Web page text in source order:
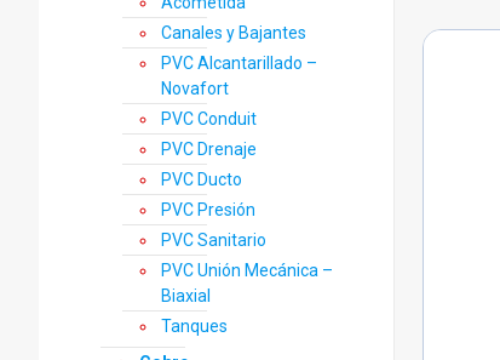
Canales y Bajantes
PVC Alcantarillado –
Novafort
PVC Conduit
PVC Drenaje
PVC Ducto
PVC Presión
PVC Sanitario
PVC Unión Mecánica –
Biaxial
Tanques